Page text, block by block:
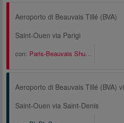
Aeroporto di Beauvais Tillé (BVA)
Saint-Ouen via Parigi
con: Paris-Beauvais Shuttle
Aeroporto di Beauvais Tillé (BVA)
Saint-Ouen via Saint-Denis